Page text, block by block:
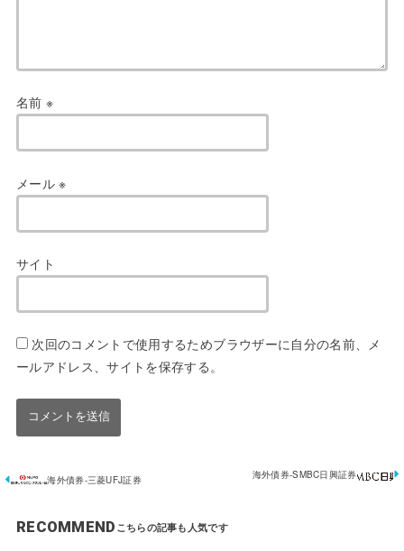
名前 ※
メール※
サイト
次回のコメントで使用するためブラウザーに自分の名前、メ
ールアドレス、サイトを保存する。
海外債券-三菱UFJ証券 海外債券-SMBC日興証券
RECOMMEND